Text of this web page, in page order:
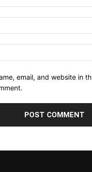
email, and website in